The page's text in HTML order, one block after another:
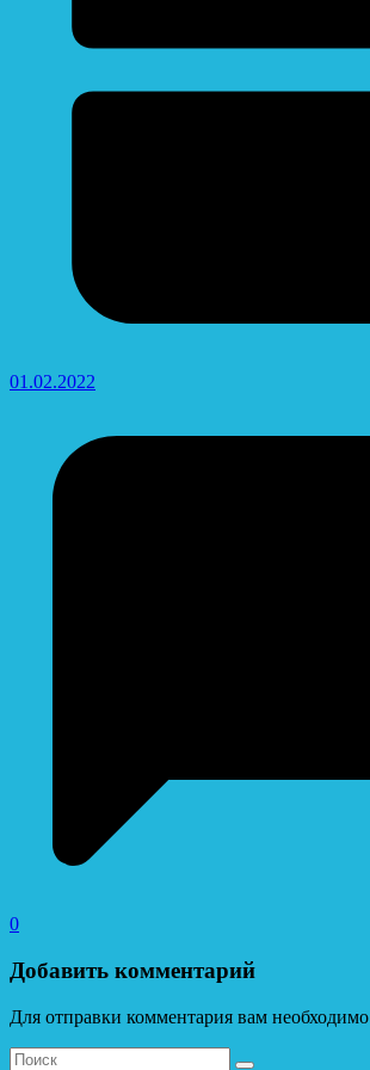
01.02.2022
0
Добавить комментарий
Для отправки комментария вам необходимо